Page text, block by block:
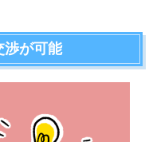
渉が可能